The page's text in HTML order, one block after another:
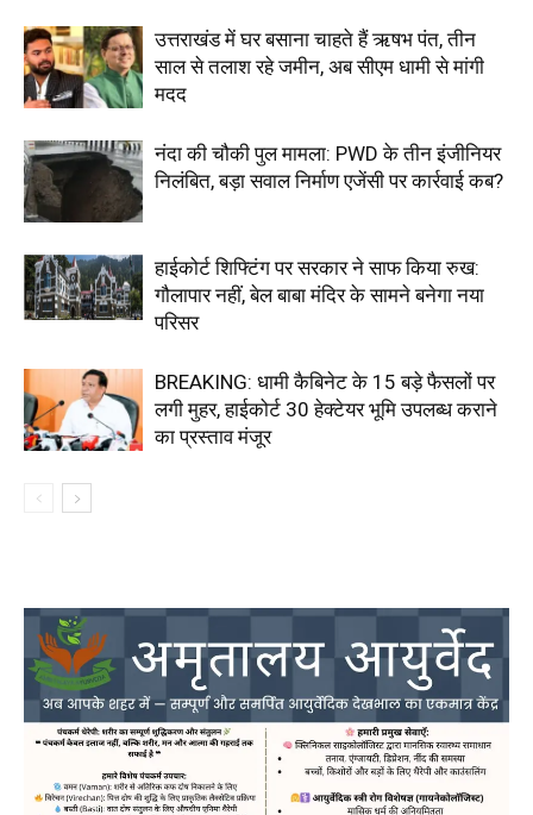
उत्तराखंड में घर बसाना चाहते हैं ऋषभ पंत, तीन
साल से तलाश रहे जमीन, अब सीएम धामी से मांगी
मदद
नंदा की चौकी पुल मामला: PWD के तीन इंजीनियर
निलंबित, बड़ा सवाल निर्माण एजेंसी पर कार्रवाई कब?
हाईकोर्ट शिफ्टिंग पर सरकार ने साफ किया रुख:
गौलापार नहीं, बेल बाबा मंदिर के सामने बनेगा नया
परिसर
BREAKING: धामी कैबिनेट के 15 बड़े फैसलों पर
लगी मुहर, हाईकोर्ट 30 हेक्टेयर भूमि उपलब्ध कराने
का प्रस्ताव मंजूर